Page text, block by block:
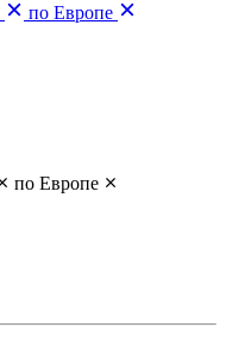
по Европе
по Европе